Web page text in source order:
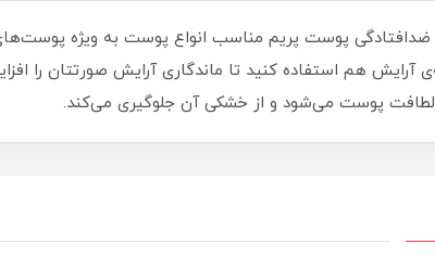
پوست پریم مناسب انواع پوست به ویژه
آرایش هم استفاده کنید تا ماندگاری آرایش صورتتان
پوست می‌شود و از خشکی آن جلوگیری می‌کند.